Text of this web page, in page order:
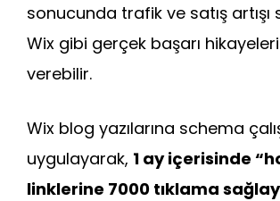
sonucunda trafik ve satış artışı
Wix gibi gerçek başarı
verebilir.
Wix blog yazılarına schema
uygulayarak, 1 ay içerisinde
linklerine 7000 tıklama